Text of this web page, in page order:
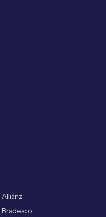
Allianz
Bradesco